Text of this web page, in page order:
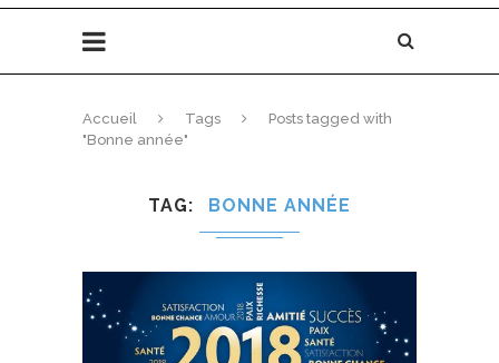
Accueil Tags
Posts tagged with
"Bonne année"
TAG BONNE ANNÉE